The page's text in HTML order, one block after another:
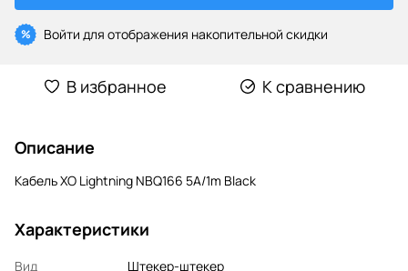
% Войти для отображения накопительной скидки
В избранное К сравнению
Описание
Кабель XO Lightning NBQ166 5A/1m Black
Характеристики
Вид
Штекер-штекер